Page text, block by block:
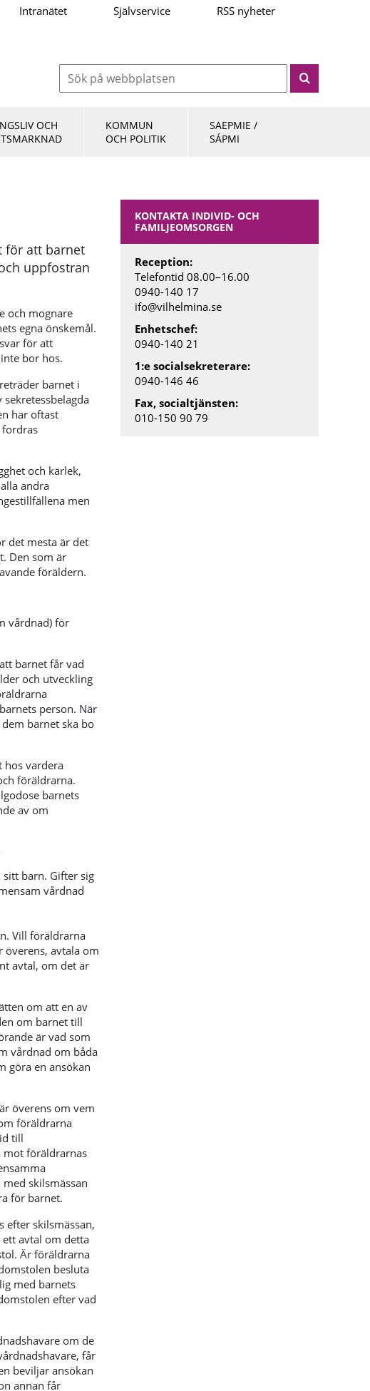
Intranätet Självservice RSS nyheter
OCH
KOMMUN
OCH POLITIK
SAEPMIE /
SÁPMI
för att barnet
uppfostran
och mognare
egna önskemål.
för att
bor hos.
barnet i
har oftast
fordras
och kärlek,
andra
men
det mesta är det
Den som är
föräldern.
vårdnad) för
barnet får vad
och utveckling
person. När
barnet ska bo
hos vardera
föräldrarna.
barnets
av om
barn. Gifter sig
vårdnad
Vill föräldrarna
överens, avtala om
avtal, om det är
om att en av
om barnet till
är vad som
vårdnad om båda
göra en ansökan
överens om vem
föräldrarna
till
mot föräldrarnas
skilsmässan
för barnet.
efter skilsmässan,
avtal om detta
Är föräldrarna
besluta
med barnets
efter vad
om de
får
beviljar ansökan
annan får
KONTAKTA INDIVID- OCH
FAMILJEOMSORGEN
Reception:
Telefontid 08.00–16.00
0940-140 17
ifo@vilhelmina.se
Enhetschef:
0940-140 21
1:e socialsekreterare:
0940-146 46
Fax, socialtjänsten:
010-150 90 79